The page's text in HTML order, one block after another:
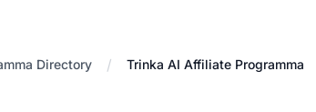
Directory / Trinka AI Affiliate Programma